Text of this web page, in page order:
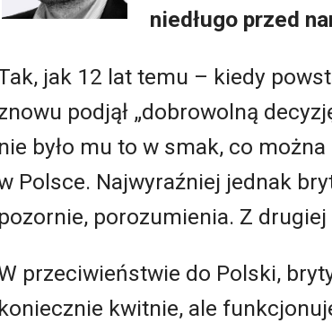
niedługo przed
jak 12 lat temu – kiedy
podjął „dobrowolną
nie było mu to w smak, co
Polsce. Najwyraźniej jednak
pozornie, porozumienia. Z
przeciwieństwie do Polski,
koniecznie kwitnie, ale